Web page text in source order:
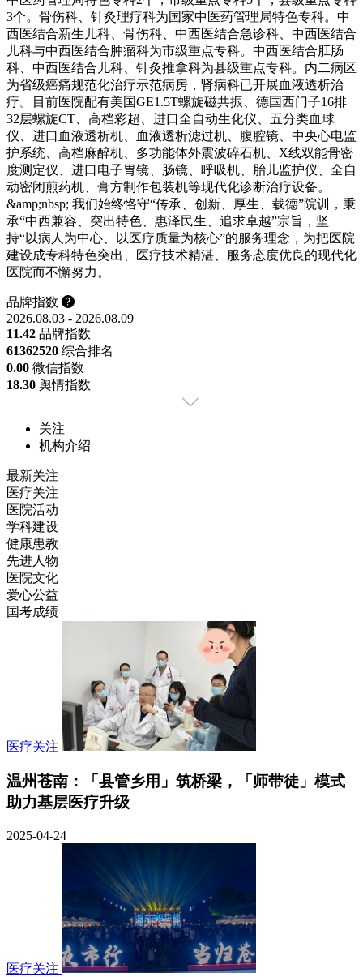
3个。骨伤科、针灸理疗科为国家中医药管理局特色专科。中
西医结合新生儿科、骨伤科、中西医结合急诊科、中西医结合
儿科与中西医结合肿瘤科为市级重点专科。中西医结合肛肠
科、中西医结合儿科、针灸推拿科为县级重点专科。内二病区
为省级癌痛规范化治疗示范病房，肾病科已开展血液透析治
疗。目前医院配有美国GE1.5T螺旋磁共振、德国西门子16排
32层螺旋CT、高档彩超、进口全自动生化仪、五分类血球
仪、进口血液透析机、血液透析滤过机、腹腔镜、中央心电监
护系统、高档麻醉机、多功能体外震波碎石机、X线双能骨密
度测定仪、进口电子胃镜、肠镜、呼吸机、胎儿监护仪、全自
动密闭煎药机、膏方制作包装机等现代化诊断治疗设备。
&amp;nbsp; 我们始终恪守“传承、创新、厚生、载德”院训，秉
承“中西兼容、突出特色、惠泽民生、追求卓越”宗旨，坚
持“以病人为中心、以医疗质量为核心”的服务理念，为把医院
建设成专科特色突出、医疗技术精湛、服务态度优良的现代化
医院而不懈努力。
品牌指数
2026.08.03 - 2026.08.09
11.42 品牌指数
61362520 综合排名
0.00 微信指数
18.30 舆情指数
关注
机构介绍
最新关注
医疗关注
医院活动
学科建设
健康患教
先进人物
医院文化
爱心公益
国考成绩
医疗关注
温州苍南：「县管乡用」筑桥梁，「师带徒」模式
助力基层医疗升级
2025-04-24
医疗关注